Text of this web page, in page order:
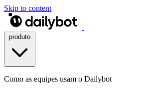
Skip to content
Como as equipes usam o Dailybot